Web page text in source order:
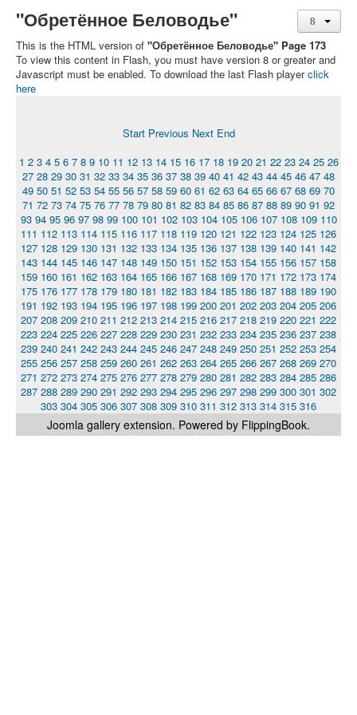
"Обретённое Беловодье"
This is the HTML version of "Обретённое Беловодье" Page 173
To view this content in Flash, you must have version 8 or greater and
Javascript must be enabled. To download the last Flash playerclick
here
Start Previous Next End
1 2 3 4 5 6 7 8 9 10 11 12 13 14 15 16 17 18 19 20 21 22 23 24 25 26
27 28 29 30 31 32 33 34 35 36 37 38 39 40 41 42 43 44 45 46 47 48
49 50 51 52 53 54 55 56 57 58 59 60 61 62 63 64 65 66 67 68 69 70
71 72 73 74 75 76 77 78 79 80 81 82 83 84 85 86 87 88 89 90 91 92
93 94 95 96 97 98 99 100 101 102 103 104 105 106 107 108 109 110
111 112 113 114 115 116 117 118 119 120 121 122 123 124 125 126
127 128 129 130 131 132 133 134 135 136 137 138 139 140 141 142
143 144 145 146 147 148 149 150 151 152 153 154 155 156 157 158
159 160 161 162 163 164 165 166 167 168 169 170 171 172 173 174
175 176 177 178 179 180 181 182 183 184 185 186 187 188 189 190
191 192 193 194 195 196 197 198 199 200 201 202 203 204 205 206
207 208 209 210 211 212 213 214 215 216 217 218 219 220 221 222
223 224 225 226 227 228 229 230 231 232 233 234 235 236 237 238
239 240 241 242 243 244 245 246 247 248 249 250 251 252 253 254
255 256 257 258 259 260 261 262 263 264 265 266 267 268 269 270
271 272 273 274 275 276 277 278 279 280 281 282 283 284 285 286
287 288 289 290 291 292 293 294 295 296 297 298 299 300 301 302
303 304 305 306 307 308 309 310 311 312 313 314 315 316
Joomla gallery extension. Powered by FlippingBook.